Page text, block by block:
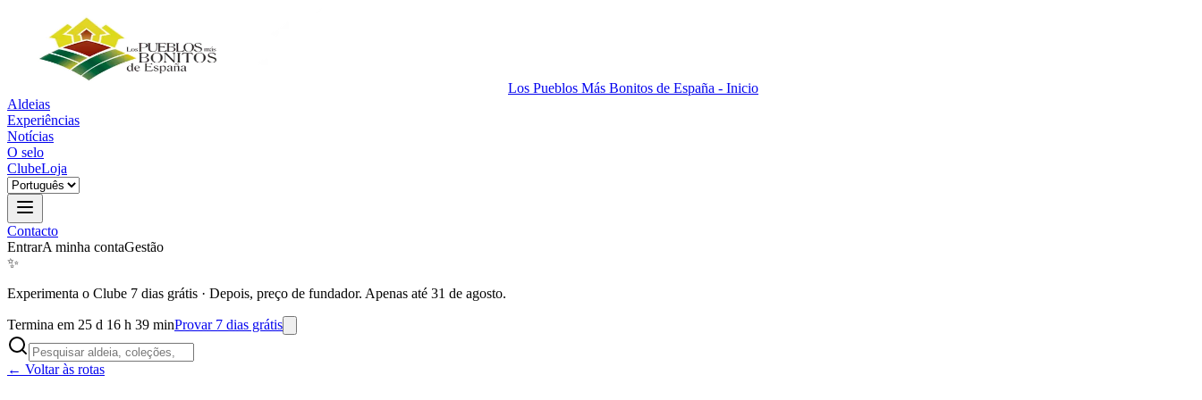
Los Pueblos Más Bonitos de España - Inicio
Aldeias
Experiências
Notícias
O selo
ClubeLoja
Contacto
EntrarA minha contaGestão
✨
Experimenta o Clube 7 dias grátis · Depois, preço de fundador. Apenas até 31 de agosto.
Termina em 25 d 16 h 39 minProvar 7 dias grátis
← Voltar às rotas